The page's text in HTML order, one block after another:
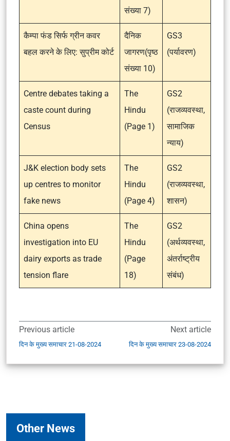
संख्या 7)
कैम्पा फंड सिर्फ ग्रीन कवर
बहल करने के लिए: सुप्रीम कोर्ट
दैनिक
जागरण(पृष्ठ
संख्या 10)
GS3
(पर्यावरण)
Centre debates taking a
caste count during
Census
The
Hindu
(Page 1)
GS2
(राजव्यवस्था,
सामाजिक
न्याय)
J&K election body sets
up centres to monitor
fake news
The
Hindu
(Page 4)
GS2
(राजव्यवस्था,
शासन)
China opens
investigation into EU
dairy exports as trade
tension flare
The
Hindu
(Page
18)
GS2
(अर्थव्यवस्था,
अंतर्राष्ट्रीय
संबंध)
Previous article
दिन के मुख्य समाचार 21-08-2024
Next article
दिन के मुख्य समाचार 23-08-2024
Other News